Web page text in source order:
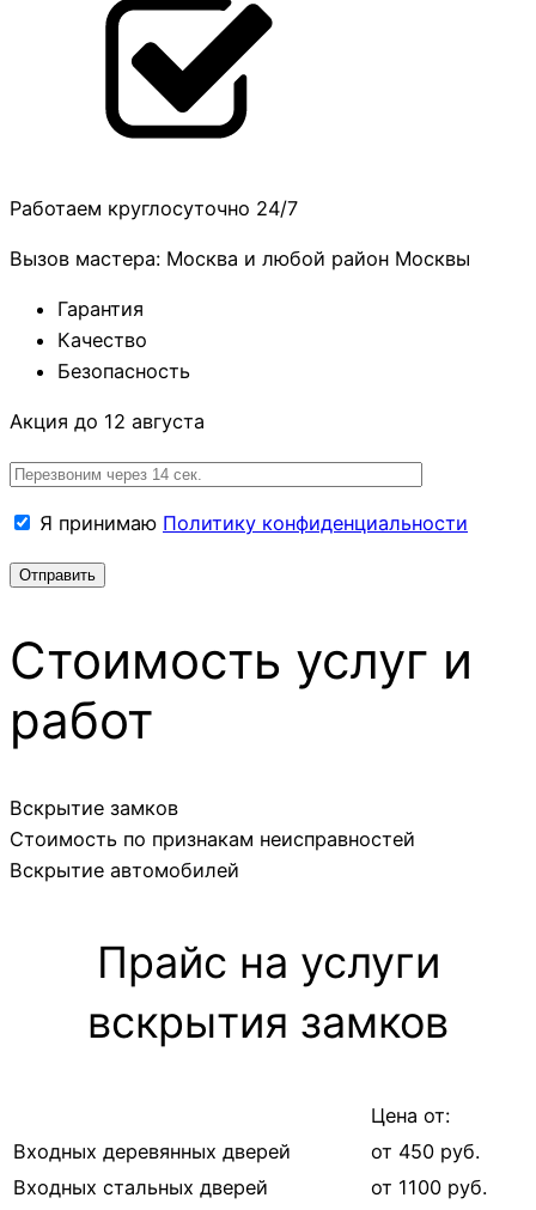
Работаем круглосуточно 24/7
Вызов мастера: Москва и любой район Москвы
Гарантия
Качество
Безопасность
Акция до 12 августа
Я принимаю Политику конфиденциальности
Стоимость услуг и
работ
Вскрытие замков
Стоимость по признакам неисправностей
Вскрытие автомобилей
Прайс на услуги
вскрытия замков
Цена от:
Входных деревянных дверей
от 450 руб.
Входных стальных дверей
от 1100 руб.